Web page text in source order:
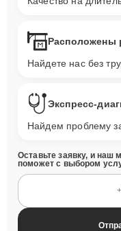
Расположены
Найдете нас без
Экспресс-
Найдем проблему
Оставьте заявку, и наш
поможет с выбором